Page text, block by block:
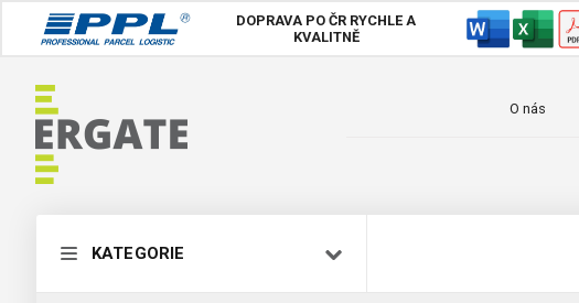
DOPRAVA PO ČR RYCHLE A
KVALITNĚ
O nás
KATEGORIE